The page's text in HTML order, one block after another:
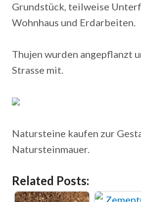
Grundstück, teilweise
Wohnhaus und Erdarbeiten.
Thujen wurden angepflanzt
Strasse mit.
Natursteine kaufen zur
Natursteinmauer.
Related Posts: